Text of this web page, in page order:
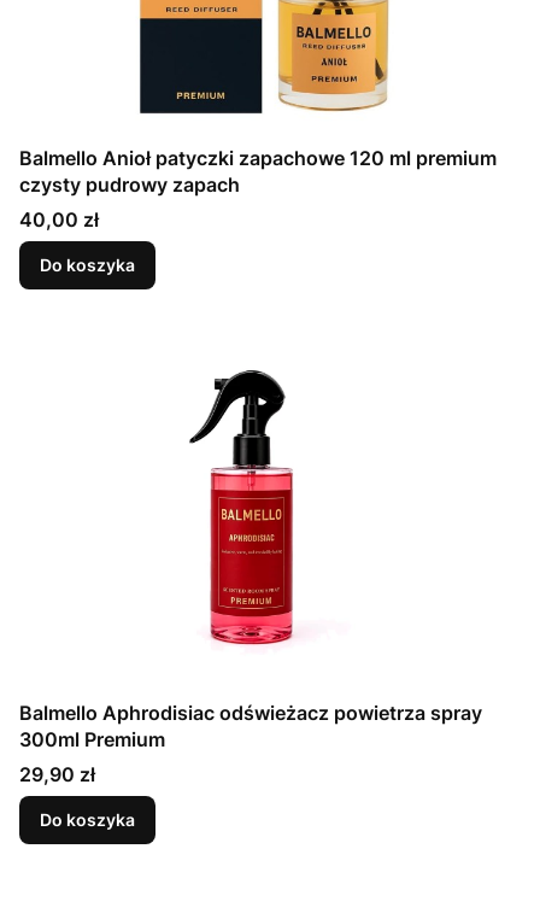
Balmello Anioł patyczki zapachowe 120 ml premium
czysty pudrowy zapach
Cena
40,00 zł
Do koszyka
Balmello Aphrodisiac odświeżacz powietrza spray
300ml Premium
Cena
29,90 zł
Do koszyka